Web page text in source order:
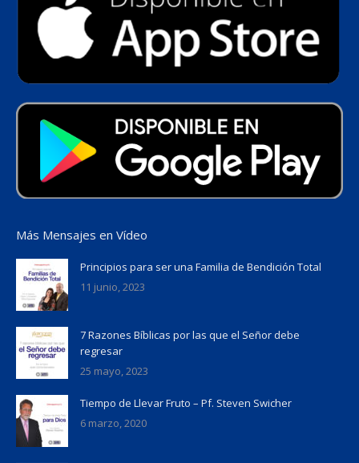
Más Mensajes en Vídeo
Principios para ser una Familia de Bendición Total
11 junio, 2023
7 Razones Bíblicas por las que el Señor debe
regresar
25 mayo, 2023
Tiempo de Llevar Fruto – Pf. Steven Swicher
6 marzo, 2020